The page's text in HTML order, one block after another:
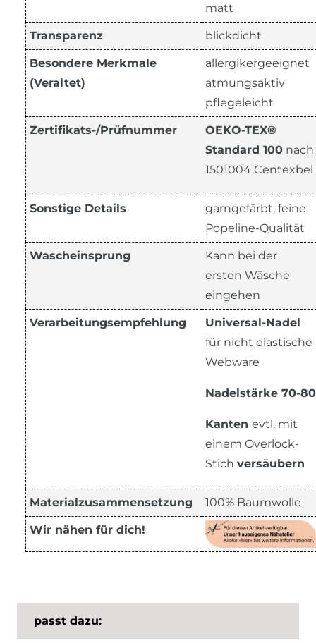
matt
Transparenz blickdicht
Besondere Merkmale
(Veraltet)
allergikergeeignet
atmungsaktiv
pflegeleicht
Zertifikats-/Prüfnummer
OEKO-TEX®
Standard 100 nach
1501004 Centexbel
Sonstige Details
garngefärbt, feine
Popeline-Qualität
Wascheinsprung
Kann bei der
ersten Wäsche
eingehen
Verarbeitungsempfehlung
Universal-Nadel
für nicht elastische
Webware
Nadelstärke 70-80
Kanten evtl. mit
einem Overlock-
Stich versäubern
Materialzusammensetzung 100% Baumwolle
Wir nähen für dich!
passt dazu: